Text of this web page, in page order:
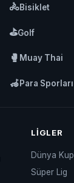
🚴Bisiklet
⛳Golf
🥊 Muay Thai
🦽Para Sporları
LIGLER
Dünya
Süper Lig